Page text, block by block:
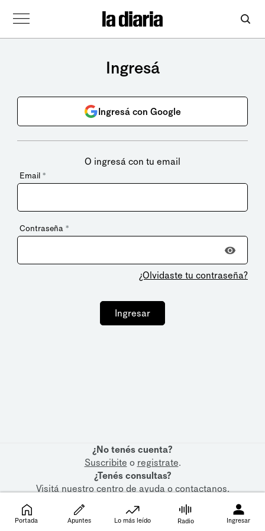
Ingresá
Ingresá con Google
O ingresá con tu email
Email *
Contraseña *
¿Olvidaste tu contraseña?
Ingresar
¿No tenés cuenta?
Suscribite o registrate.
¿Tenés consultas?
Visitá nuestrocentro de ayudaocontactanos.
Portada Apuntes Lo más leído Radio Ingresar